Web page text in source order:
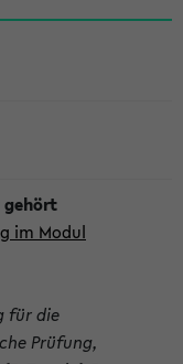
im Modul
für die
Prüfung,